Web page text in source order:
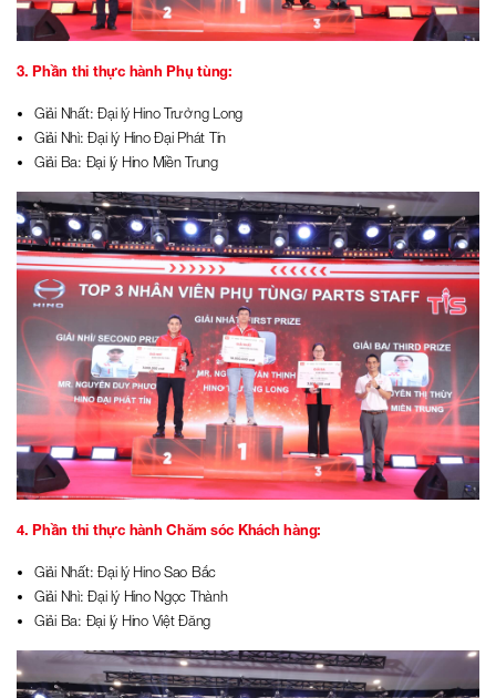
3. Phần thi thực hành Phụ tùng:
Giải Nhất: Đại lý Hino Trường Long
Giải Nhì: Đại lý Hino Đại Phát Tín
Giải Ba: Đại lý Hino Miền Trung
4. Phần thi thực hành Chăm sóc Khách hàng:
Giải Nhất: Đại lý Hino Sao Bắc
Giải Nhì: Đại lý Hino Ngọc Thành
Giải Ba: Đại lý Hino Việt Đăng